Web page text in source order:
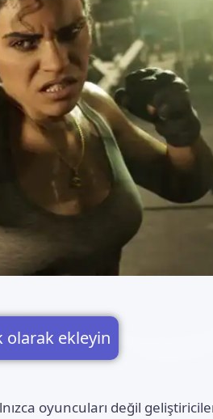
olarak ekleyin
oyuncuları değil